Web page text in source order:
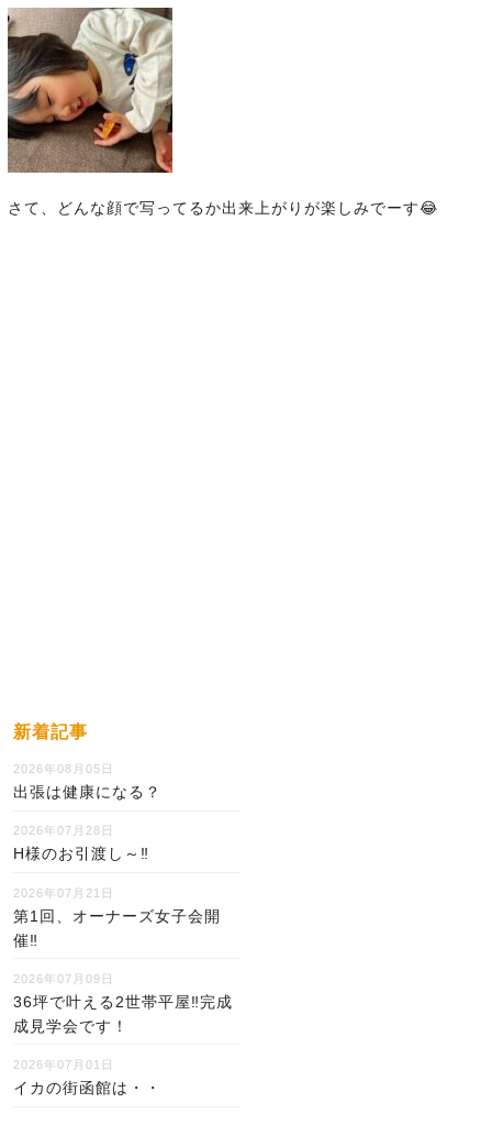
さて、どんな顔で写ってるか出来上がりが楽しみでーす😂
新着記事
2026年08月05日
出張は健康になる？
2026年07月28日
H様のお引渡し～‼
2026年07月21日
第1回、オーナーズ女子会開
催‼
2026年07月09日
36坪で叶える2世帯平屋‼完成
成見学会です！
2026年07月01日
イカの街函館は・・